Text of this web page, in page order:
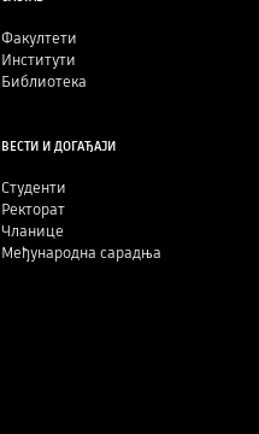
Факултети
Институти
Библиотека
ВЕСТИ И ДОГАЂАЈИ
Студенти
Ректорат
Чланице
Међународна сарадња